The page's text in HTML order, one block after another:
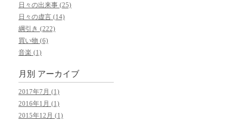
日々の出来事 (25)
日々の虚言 (14)
綱引き (222)
買い物 (6)
音楽 (1)
月別 アーカイブ
2017年7月 (1)
2016年1月 (1)
2015年12月 (1)